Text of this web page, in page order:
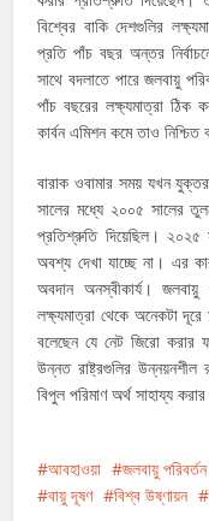
বিশ্বের বাকি দেশগুলির
প্রতি পাঁচ বছর অন্তর
সাথে বদলাতে পারে জলবায়ু
পাঁচ বছরের লক্ষ্যমাত্রা ঠিক
কার্বন এমিশন কমে তাও
বারাক ওবামার সময় যখন
সালের মধ্যে ২০০৫ সালের
প্রতিশ্রুতি দিয়েছিল। ২০২৫
অবশ্য দেখা যাচ্ছে না। এর
অবদান অনস্বীকার্য। জলবায়ু
লক্ষ্যমাত্রা থেকে অনেকটা
বলেছেন যে নেট জিরো করার
উন্নত রাষ্ট্রগুলির উন্নয়নশীল
বিপুল পরিমাণ অর্থ সাহায্য
আবহাওয়া জলবায়ু পরিবর্তন
বায়ু দূষণ
বিশ্ব উষ্ণায়ন